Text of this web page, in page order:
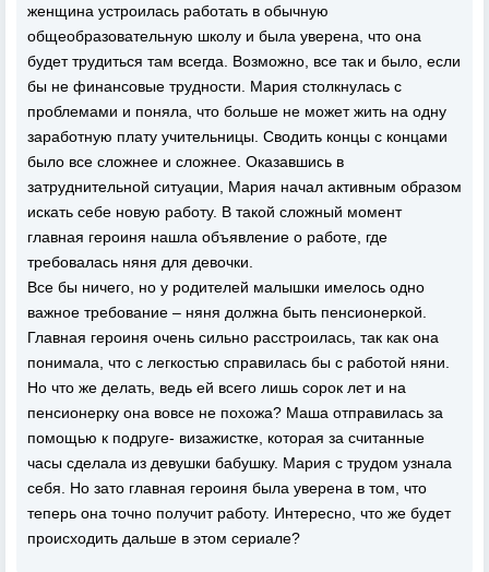
женщина устроилась работать в обычную
общеобразовательную школу и была уверена, что она
будет трудиться там всегда. Возможно, все так и было, если
бы не финансовые трудности. Мария столкнулась с
проблемами и поняла, что больше не может жить на одну
заработную плату учительницы. Сводить концы с концами
было все сложнее и сложнее. Оказавшись в
затруднительной ситуации, Мария начал активным образом
искать себе новую работу. В такой сложный момент
главная героиня нашла объявление о работе, где
требовалась няня для девочки.
Все бы ничего, но у родителей малышки имелось одно
важное требование – няня должна быть пенсионеркой.
Главная героиня очень сильно расстроилась, так как она
понимала, что с легкостью справилась бы с работой няни.
Но что же делать, ведь ей всего лишь сорок лет и на
пенсионерку она вовсе не похожа? Маша отправилась за
помощью к подруге- визажистке, которая за считанные
часы сделала из девушки бабушку. Мария с трудом узнала
себя. Но зато главная героиня была уверена в том, что
теперь она точно получит работу. Интересно, что же будет
происходить дальше в этом сериале?